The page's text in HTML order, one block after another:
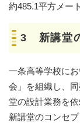
約485.1平方メー
3 新講堂
一条高等学校に
会」を組織し、
堂の設計業務を依
新講堂のコンセ